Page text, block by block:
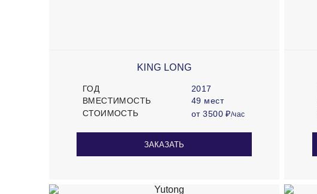
KING LONG
ГОД
2017
ВМЕСТИМОСТЬ
49 мест
СТОИМОСТЬ
от 3500 ₽/час
ЗАКАЗАТЬ